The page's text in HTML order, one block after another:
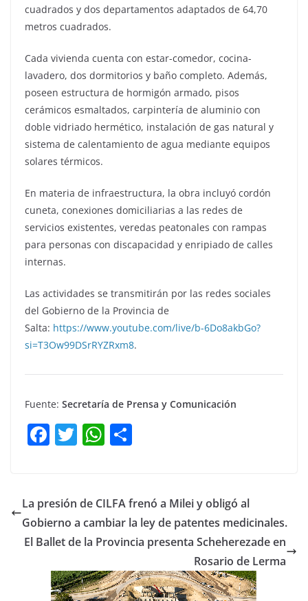
cuadrados y dos departamentos adaptados de 64,70
metros cuadrados.
Cada vivienda cuenta con estar-comedor, cocina-
lavadero, dos dormitorios y baño completo. Además,
poseen estructura de hormigón armado, pisos
cerámicos esmaltados, carpintería de aluminio con
doble vidriado hermético, instalación de gas natural y
sistema de calentamiento de agua mediante equipos
solares térmicos.
En materia de infraestructura, la obra incluyó cordón
cuneta, conexiones domiciliarias a las redes de
servicios existentes, veredas peatonales con rampas
para personas con discapacidad y enripiado de calles
internas.
Las actividades se transmitirán por las redes sociales
del Gobierno de la Provincia de
Salta: https://www.youtube.com/live/b-6Do8akbGo?
si=T3Ow99DSrRYZRxm8.
Fuente: Secretaría de Prensa y Comunicación
F
e
b
o
o
k
T
er
W
s
A
p
p
p
ar
tir
La presión de CILFA frenó a Milei y obligó al
Gobierno a cambiar la ley de patentes medicinales.
El Ballet de la Provincia presenta Scheherezade en
Rosario de Lerma